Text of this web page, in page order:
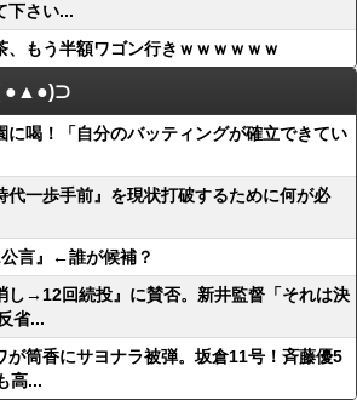
下さい...
、もう半額ワゴン行きｗｗｗｗｗｗ
●▲●)⊃
に喝！「自分のバッティングが確立できてい
代一歩手前』を現状打破するために何が必
言』←誰が候補？
し→12回続投』に賛否。新井監督「それは決
省...
が筒香にサヨナラ被弾。坂倉11号！斉藤優5
高...